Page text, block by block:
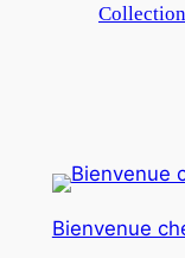
Bienvenue